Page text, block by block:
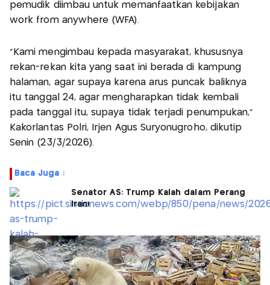
pemudik diimbau untuk memanfaatkan kebijakan
work from anywhere (WFA).
"Kami mengimbau kepada masyarakat, khususnya
rekan-rekan kita yang saat ini berada di kampung
halaman, agar supaya karena arus puncak baliknya
itu tanggal 24, agar mengharapkan tidak kembali
pada tanggal itu, supaya tidak terjadi penumpukan,"
Kakorlantas Polri, Irjen Agus Suryonugroho, dikutip
Senin (23/3/2026).
Baca Juga :
Senator AS: Trump Kalah dalam Perang
Iran!